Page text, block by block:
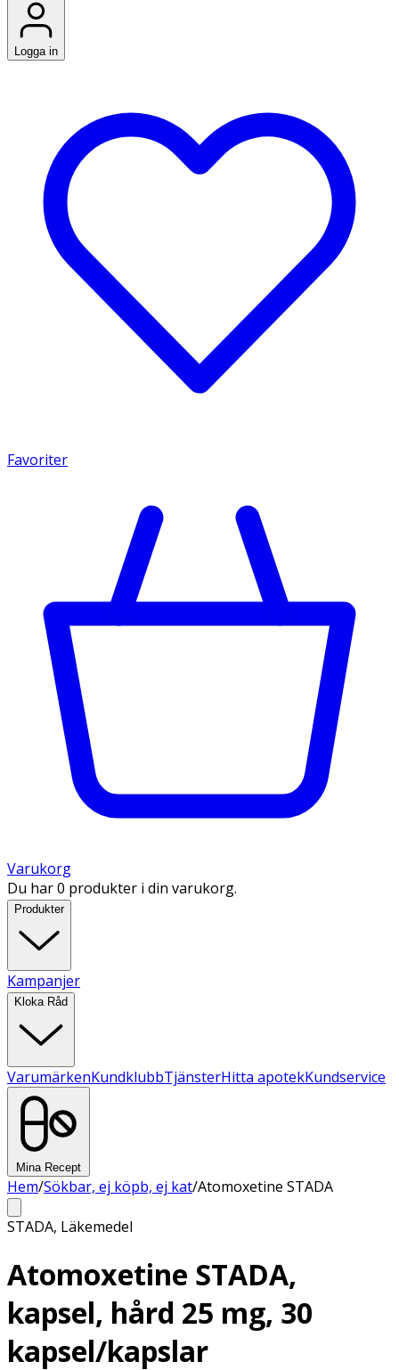
Logga in
Favoriter
Varukorg
Du har 0 produkter i din varukorg.
Produkter
Kampanjer
Kloka Råd
VarumärkenKundklubbTjänsterHitta apotekKundservice
Mina Recept
Hem/Sökbar, ej köpb, ej kat/Atomoxetine STADA
STADA, Läkemedel
Atomoxetine STADA,
kapsel, hård 25 mg, 30
kapsel/kapslar